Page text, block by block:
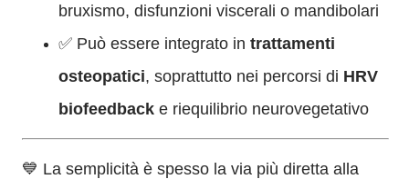
bruxismo, disfunzioni viscerali o mandibolari
✅ Può essere integrato in trattamenti
osteopatici, soprattutto nei percorsi di HRV
biofeedback e riequilibrio neurovegetativo
💙 La semplicità è spesso la via più diretta alla